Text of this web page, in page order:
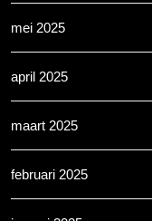
mei 2025
april 2025
maart 2025
februari 2025